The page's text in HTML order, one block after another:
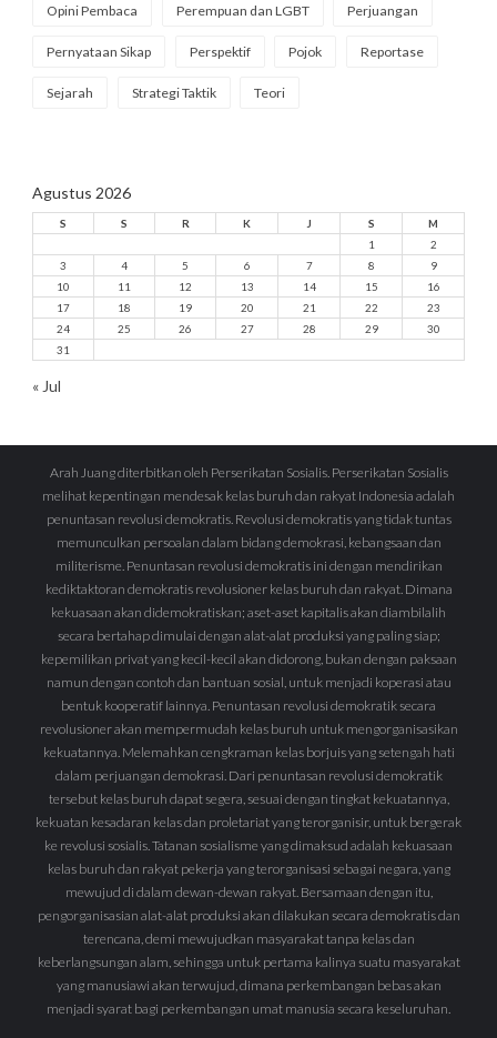
Opini Pembaca Perempuan dan LGBT Perjuangan
Pernyataan Sikap Perspektif Pojok Reportase
Sejarah Strategi Taktik Teori
Agustus 2026
S S R K J S
M
1
2
3
4 5 6 7 8
9
10
11 12 13 14 15
16
17
18 19 20 21 22
23
24
25 26 27 28 29
30
31
« Jul
Arah Juang diterbitkan oleh Perserikatan Sosialis. Perserikatan Sosialis
melihat kepentingan mendesak kelas buruh dan rakyat Indonesia adalah
penuntasan revolusi demokratis. Revolusi demokratis yang tidak tuntas
memunculkan persoalan dalam bidang demokrasi, kebangsaan dan
militerisme. Penuntasan revolusi demokratis ini dengan mendirikan
kediktaktoran demokratis revolusioner kelas buruh dan rakyat. Dimana
kekuasaan akan didemokratiskan; aset-aset kapitalis akan diambilalih
secara bertahap dimulai dengan alat-alat produksi yang paling siap;
kepemilikan privat yang kecil-kecil akan didorong, bukan dengan paksaan
namun dengan contoh dan bantuan sosial, untuk menjadi koperasi atau
bentuk kooperatif lainnya. Penuntasan revolusi demokratik secara
revolusioner akan mempermudah kelas buruh untuk mengorganisasikan
kekuatannya. Melemahkan cengkraman kelas borjuis yang setengah hati
dalam perjuangan demokrasi. Dari penuntasan revolusi demokratik
tersebut kelas buruh dapat segera, sesuai dengan tingkat kekuatannya,
kekuatan kesadaran kelas dan proletariat yang terorganisir, untuk bergerak
ke revolusi sosialis. Tatanan sosialisme yang dimaksud adalah kekuasaan
kelas buruh dan rakyat pekerja yang terorganisasi sebagai negara, yang
mewujud di dalam dewan-dewan rakyat. Bersamaan dengan itu,
pengorganisasian alat-alat produksi akan dilakukan secara demokratis dan
terencana, demi mewujudkan masyarakat tanpa kelas dan
keberlangsungan alam, sehingga untuk pertama kalinya suatu masyarakat
yang manusiawi akan terwujud, dimana perkembangan bebas akan
menjadi syarat bagi perkembangan umat manusia secara keseluruhan.